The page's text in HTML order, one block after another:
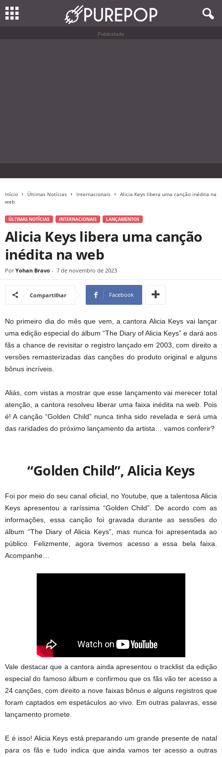
Publicidade
Início Últimas Notícias Internacionais
Alicia Keys libera uma canção inédita na
web
ÚLTIMAS NOTÍCIAS INTERNACIONAIS LANÇAMENTOS
Alicia Keys libera uma canção
inédita na web
Por Yohan Bravo - 7 de novembro de 2023
Compartilhar Facebook
No primeiro dia do mês que vem, a cantora Alicia Keys vai lançar
uma edição especial do álbum “The Diary of Alicia Keys” e dará aos
fãs a chance de revisitar o registro lançado em 2003, com direito a
versões remasterizadas das canções do produto original e alguns
bônus incríveis.
Aliás, com vistas a mostrar que esse lançamento vai merecer total
atenção, a cantora resolveu liberar uma faixa inédita na web. Pois
é! A canção “Golden Child” nunca tinha sido revelada e será uma
das raridades do próximo lançamento da artista… vamos conferir?
“Golden Child”, Alicia Keys
Foi por meio do seu canal oficial, no Youtube, que a talentosa Alicia
Keys apresentou a raríssima “Golden Child”. De acordo com as
informações, essa canção foi gravada durante as sessões do
álbum “The Diary of Alicia Keys”, mas nunca foi apresentada ao
público. Felizmente, agora tivemos acesso a essa bela faixa.
Acompanhe…
Vale destacar que a cantora ainda apresentou o tracklist da edição
especial do famoso álbum e confirmou que os fãs vão ter acesso a
24 canções, com direito a nove faixas bônus e alguns registros que
foram captados em espetáculos ao vivo. Em outras palavras, esse
lançamento promete.
E é isso! Alicia Keys está preparando um grande presente de natal
para os fãs e tudo indica que ainda vamos ter acesso a outras